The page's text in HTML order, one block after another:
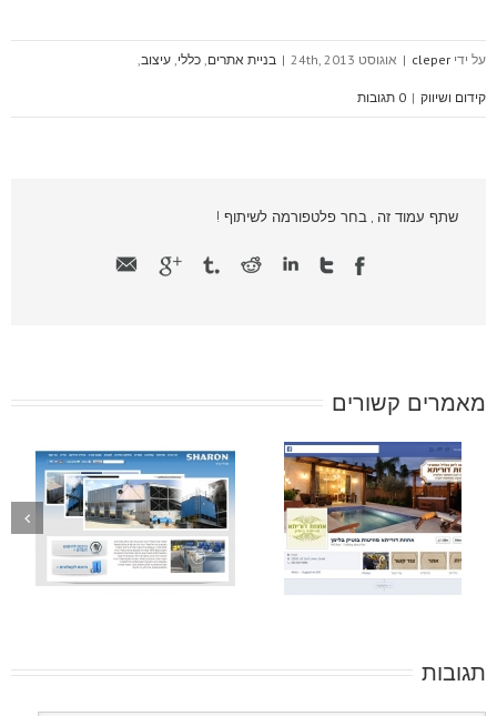
על ידי cleper
| אוגוסט 24th, 2013 | בניית אתרים, כללי, עיצוב,
קידום ושיווק | 0 תגובות
שתף עמוד זה , בחר פלטפורמה לשיתוף !
מאמרים קשורים
תגובות